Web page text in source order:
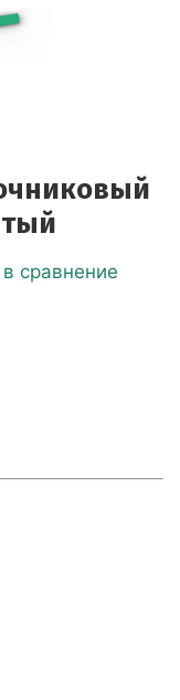
сравнение